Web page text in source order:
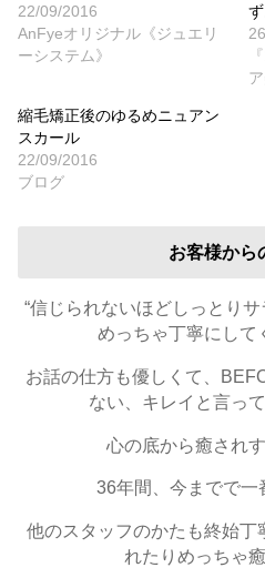
22/09/2016
AnFyeオリジナル《ジュエリ
ーシステム》
ず
縮毛矯正後のゆるめニュアン
スカール
22/09/2016
ブログ
お客様から
“信じられないほどしっとり
めっちゃ丁寧にして
お話の仕方も優しくて、
ない、キレイと言っ
心の底から癒され
36年間、今までで一
他のスタッフのかたも終始丁
れたりめっちゃ